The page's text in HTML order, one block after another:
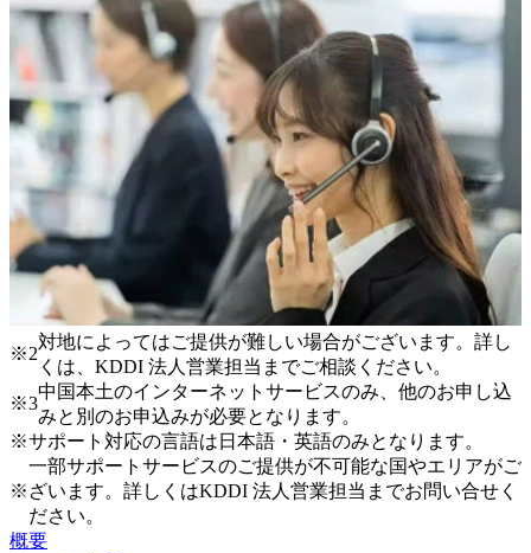
※2
対地によってはご提供が難しい場合がございます。詳し
くは、KDDI 法人営業担当までご相談ください。
※3
中国本土のインターネットサービスのみ、他のお申し込
みと別のお申込みが必要となります。
※サポート対応の言語は日本語・英語のみとなります。
※
一部サポートサービスのご提供が不可能な国やエリアがご
ざいます。詳しくはKDDI 法人営業担当までお問い合せく
ださい。
概要